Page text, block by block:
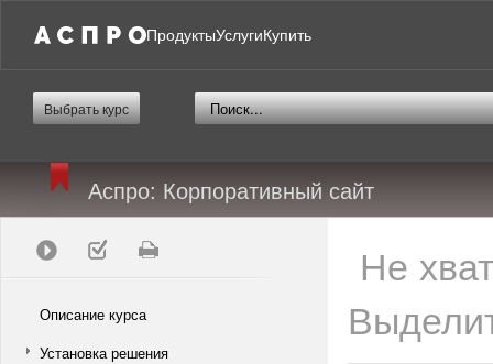
ПродуктыУслугиКупить
Выбрать курс
Аспро: Корпоративный сайт
Описание курса
Установка решения
Не